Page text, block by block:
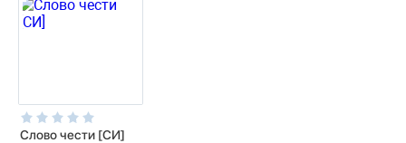
Слово чести [СИ]